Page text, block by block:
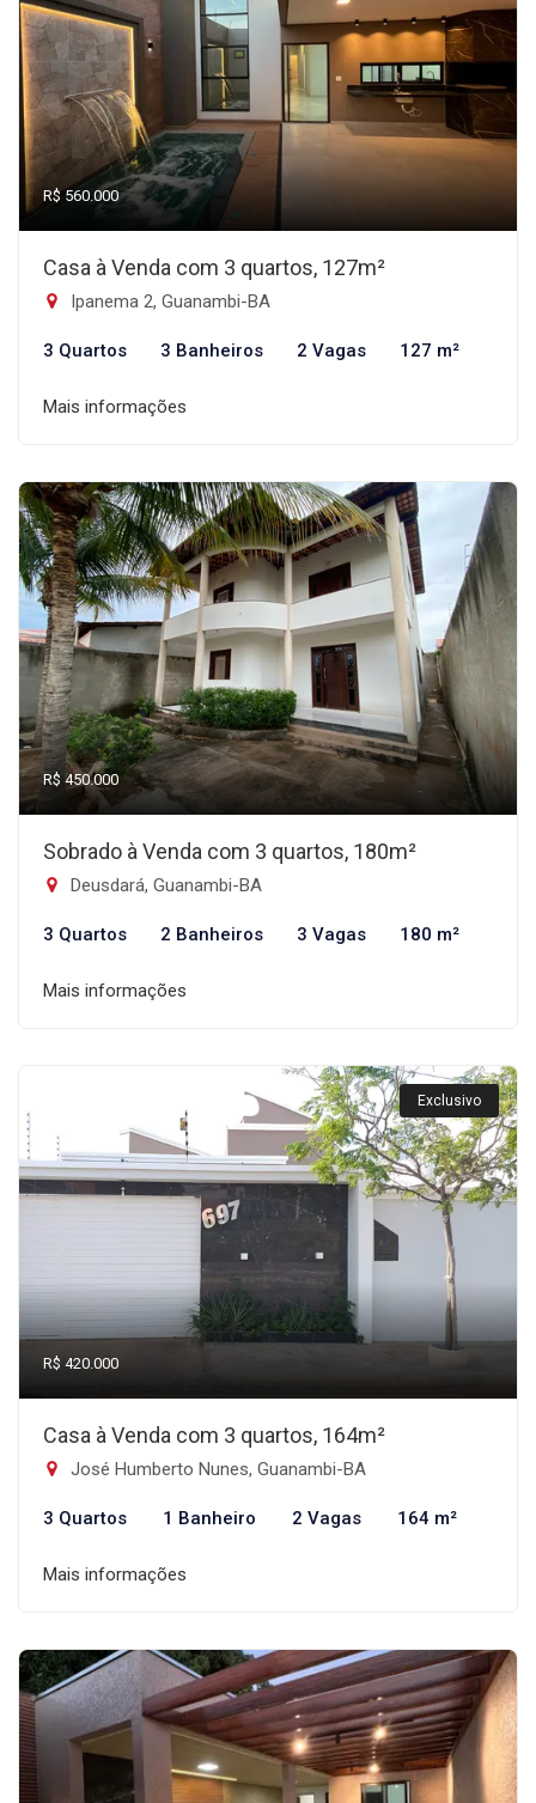
R$ 560.000
Casa à Venda com 3 quartos, 127m²
Ipanema 2, Guanambi-BA
3 Quartos 3 Banheiros 2 Vagas 127 m²
Mais informações
R$ 450.000
Sobrado à Venda com 3 quartos, 180m²
Deusdará, Guanambi-BA
3 Quartos 2 Banheiros 3 Vagas 180 m²
Mais informações
Exclusivo
R$ 420.000
Casa à Venda com 3 quartos, 164m²
José Humberto Nunes, Guanambi-BA
3 Quartos 1 Banheiro 2 Vagas 164 m²
Mais informações